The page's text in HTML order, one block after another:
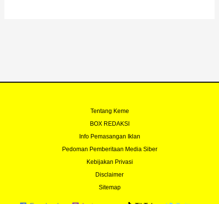
Tentang Keme
BOX REDAKSI
Info Pemasangan Iklan
Pedoman Pemberitaan Media Siber
Kebijakan Privasi
Disclaimer
Sitemap